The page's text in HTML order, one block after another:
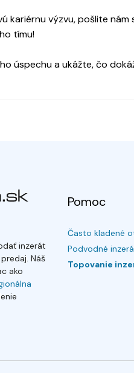
kariérnu výzvu, pošlite
tímu!
úspechu a ukážte, čo
inzerát
Náš
ako
Pomoc
Často kladené
Podvodné
Topovanie